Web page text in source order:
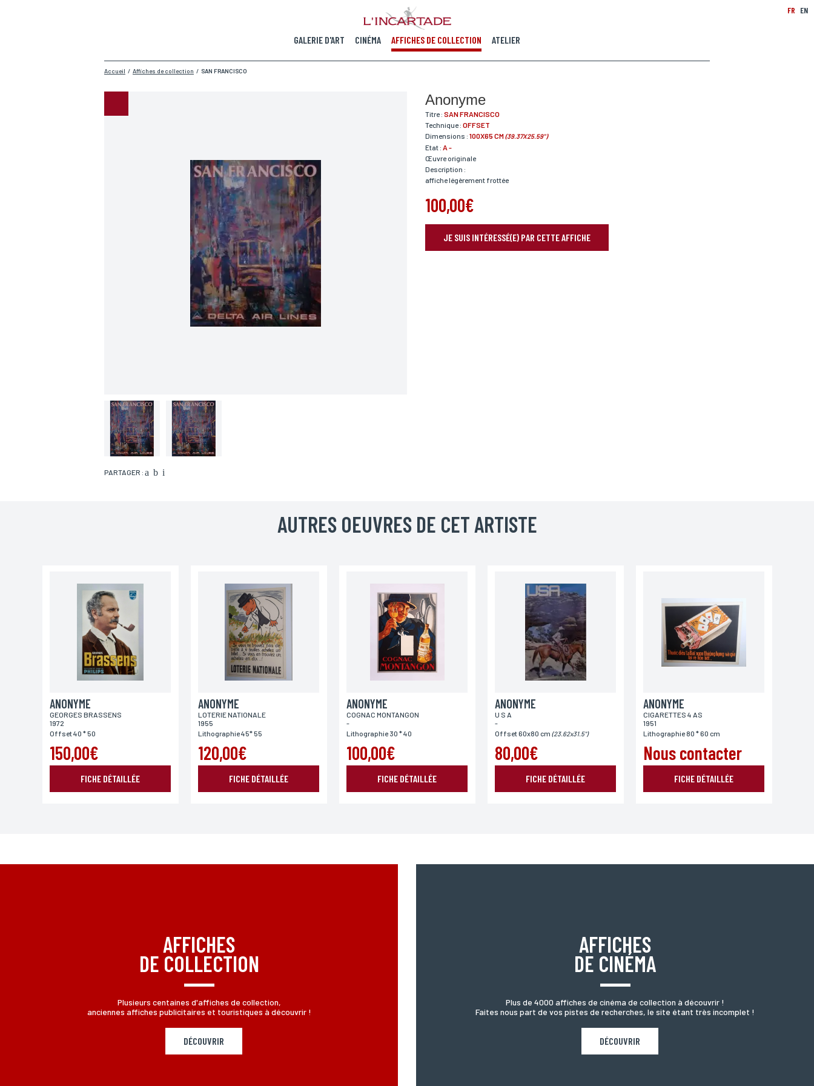
GALERIE D'ART CINÉMA AFFICHES DE COLLECTION ATELIER
FR EN
Accueil / Affiches de collection / SAN FRANCISCO
PARTAGER :
Anonyme
Titre : SAN FRANCISCO
Technique : OFFSET
Dimensions : 100X65 CM(39.37X25.59")
Etat : A -
Œuvre originale
Description :
affiche légèrement frottée
100,00€
JE SUIS INTÉRESSÉ(E) PAR CETTE AFFICHE
Adresse Code postal
Ville Pays
Europe Monde
*Champs obligatoires
AUTRES OEUVRES DE CET ARTISTE
ANONYME
GEORGES BRASSENS
1972
Offset 40 * 50
150,00€
FICHE DÉTAILLÉE
ANONYME
LOTERIE NATIONALE
1955
Lithographie 45* 55
120,00€
FICHE DÉTAILLÉE
ANONYME
COGNAC MONTANGON
-
Lithographie 30 * 40
100,00€
FICHE DÉTAILLÉE
ANONYME
U S A
-
Offset 60x80 cm (23.62x31.5")
80,00€
FICHE DÉTAILLÉE
ANONYME
CIGARETTES 4 AS
1951
Lithographie 80 * 60 cm
Nous contacter
FICHE DÉTAILLÉE
AFFICHES
DE COLLECTION
Plusieurs centaines d'affiches de collection,
anciennes affiches publicitaires et touristiques à découvrir !
DÉCOUVRIR
AFFICHES
DE CINÉMA
Plus de 4000 affiches de cinéma de collection à découvrir !
Faites nous part de vos pistes de recherches, le site étant très incomplet !
DÉCOUVRIR